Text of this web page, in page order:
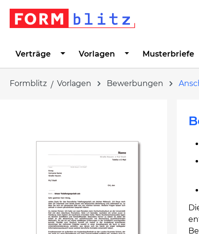
Zur Hauptnavigation springen
Verträge Vorlagen Musterbriefe
Formblitz Vorlagen Bewerbungen